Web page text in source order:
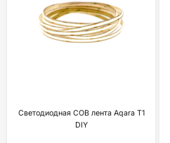
Светодиодная COB лента Aqara T1
DIY